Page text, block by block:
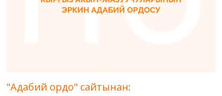
"Адабий ордо" сайтынан: